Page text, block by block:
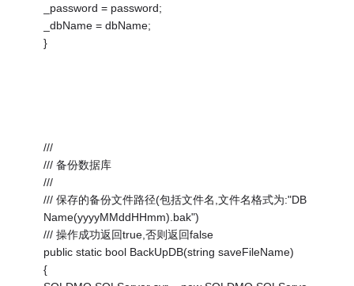
_password = password;
_dbName = dbName;
}
///
/// 备份数据库
///
/// 保存的备份文件路径(包括文件名,文件名格式为:"DB
Name(yyyyMMddHHmm).bak")
/// 操作成功返回true,否则返回false
public static bool BackUpDB(string saveFileName)
{